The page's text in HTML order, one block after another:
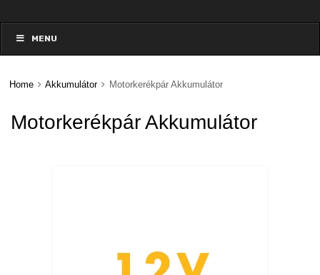
to
contentMENU
Home Akkumulátor Motorkerékpár Akkumulátor
Motorkerékpár Akkumulátor